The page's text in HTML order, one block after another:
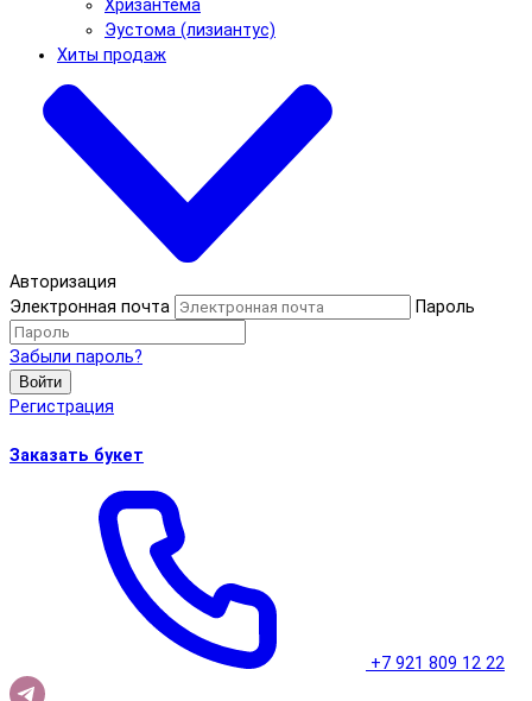
Хризантема
Эустома (лизиантус)
Хиты продаж
Авторизация
Электронная почта
Пароль
Забыли пароль?
Войти
Регистрация
Заказать букет
+7 921 809 12 22